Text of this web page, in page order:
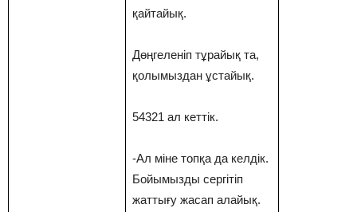
қайтайық.
Дөңгеленіп тұрайық та,
қолымыздан ұстайық.
54321 ал кеттік.
-Ал міне топқа да келдік.
Бойымызды сергітіп
жаттығу жасап алайық.